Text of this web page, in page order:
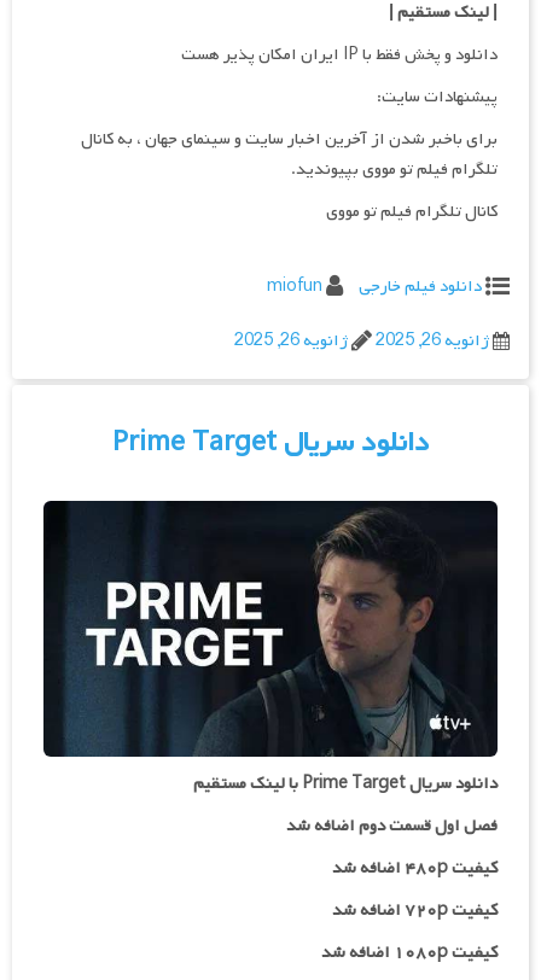
| لینک مستقیم|
دانلود و پخش فقط با IP ایران امکان پذیر هست
پیشنهادات سایت:
برای باخبر شدن از آخرین اخبار سایت و سینمای جهان ، به کانال
تلگرام فیلم تو مووی بپیوندید.
کانال تلگرام فیلم تو مووی
دانلود فیلم خارجی
miofun
ژانویه 26, 2025
ژانویه 26, 2025
دانلود سریال Prime Target
دانلود سریال Prime Target با لینک مستقیم
فصل اول قسمت دوم اضافه شد
کیفیت ۴۸۰p اضافه شد
کیفیت ۷۲۰p
اضافه شد
کیفیت ۱۰۸۰p اضافه شد